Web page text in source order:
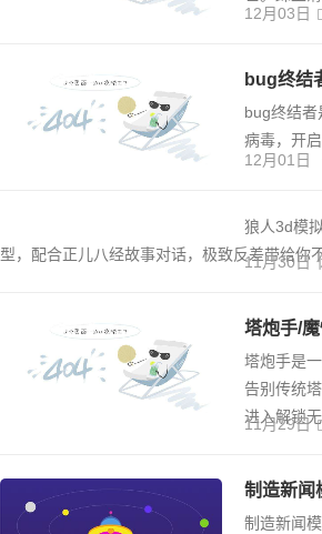
12月03日
bug终结
bug终结
病毒，开
12月01日
狼人3d模
型，配合正儿八经故事对话，极致反差带给你
11月30日
塔炮手/
塔炮手是
告别传统
进入解锁
11月29日
制造新闻
制造新闻